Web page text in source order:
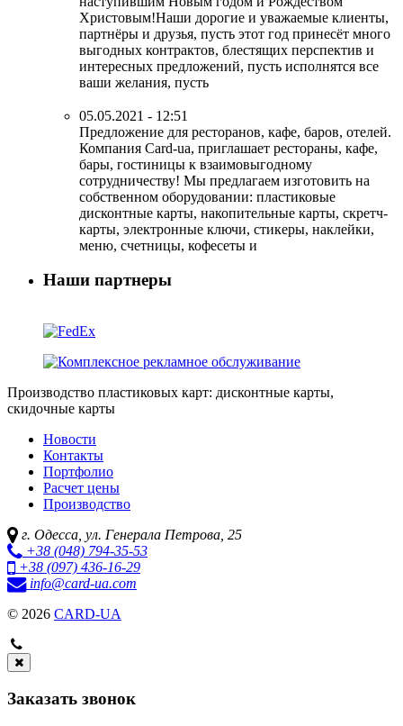
Христовым!Наши дорогие и уважаемые клиенты,
партнёры и друзья, пусть этот год принесёт много
выгодных контрактов, блестящих перспектив и
интересных предложений, пусть исполнятся все
ваши желания, пусть
05.05.2021 - 12:51
Предложение для ресторанов, кафе, баров, отелей.
Компания Card-ua, приглашает рестораны, кафе,
бары, гостиницы к взаимовыгодному
сотрудничеству! Мы предлагаем изготовить на
собственном оборудовании: пластиковые
дисконтные карты, накопительные карты, скретч-
карты, электронные ключи, стикеры, наклейки,
меню, счетницы, кофесеты и
Наши партнеры
Производство пластиковых карт: дисконтные карты,
скидочные карты
Новости
Контакты
Портфолио
Расчет цены
Производство
г. Одесса, ул. Генерала Петрова, 25
+38 (048) 794-35-53
+38 (097) 436-16-29
info@card-ua.com
© 2026 CARD-UA
Заказать звонок